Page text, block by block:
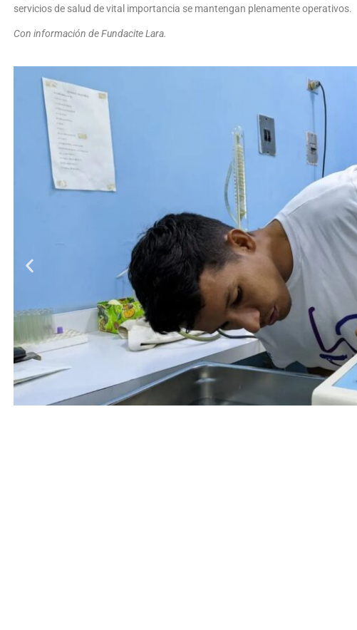
servicios de salud de vital importancia se mantengan plenamente operativos.
Con información de Fundacite Lara.